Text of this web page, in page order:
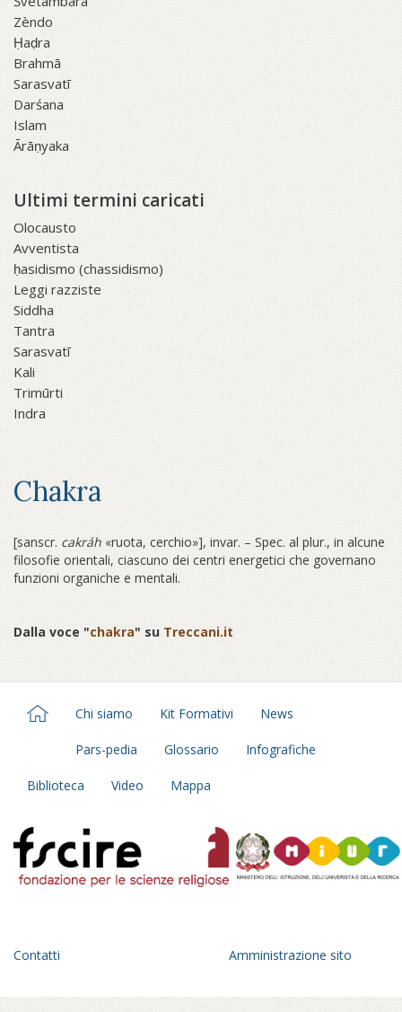
Zèndo
Ḥaḍra
Brahmā
Sarasvatī
Darśana
Islam
Ārāṇyaka
Ultimi termini caricati
Olocausto
Avventista
ḥasidismo (chassidismo)
Leggi razziste
Siddha
Tantra
Sarasvatī
Kali
Trimūrti
Indra
Chakra
[sanscr. cakráh «ruota, cerchio»], invar. – Spec. al plur., in alcune
filosofie orientali, ciascuno dei centri energetici che governano
funzioni organiche e mentali.
Dalla voce "chakra" su Treccani.it
Chi siamo Kit Formativi News
Pars-pedia Glossario Infografiche
Biblioteca Video Mappa
Contatti Amministrazione sito